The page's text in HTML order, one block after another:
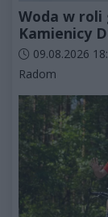
Woda w roli
Kamienicy
Data dodania
09.08.2026
Kategorie artykułu:
Radom